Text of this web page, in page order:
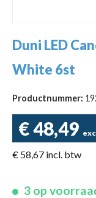
Duni LED
White 6st
Productnummer:
€ 48,49
€ 58,67 incl. btw
3 op